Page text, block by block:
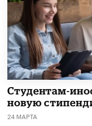
Студентам-
новую
24 МАРТА